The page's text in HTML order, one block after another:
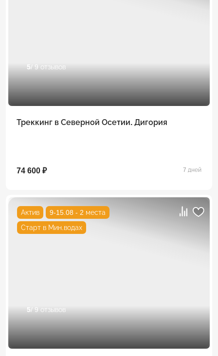
5/ 9 отзывов
Треккинг в Северной Осетии. Дигория
74 600 ₽ 7 дней
Актив
9-15.08 - 2 места
Старт в Мин.водах
5/ 9 отзывов